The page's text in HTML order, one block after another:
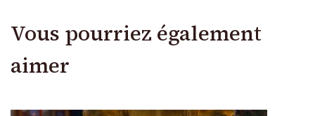
Vous pourriez également
aimer